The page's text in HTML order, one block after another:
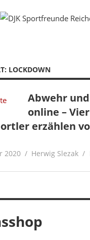
DJK
LOCKDOWN
Abwehr
online –
erzählen
2020 Herwig Slezak